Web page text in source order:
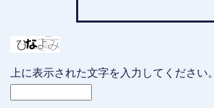
上に表示された文字を入力してください。